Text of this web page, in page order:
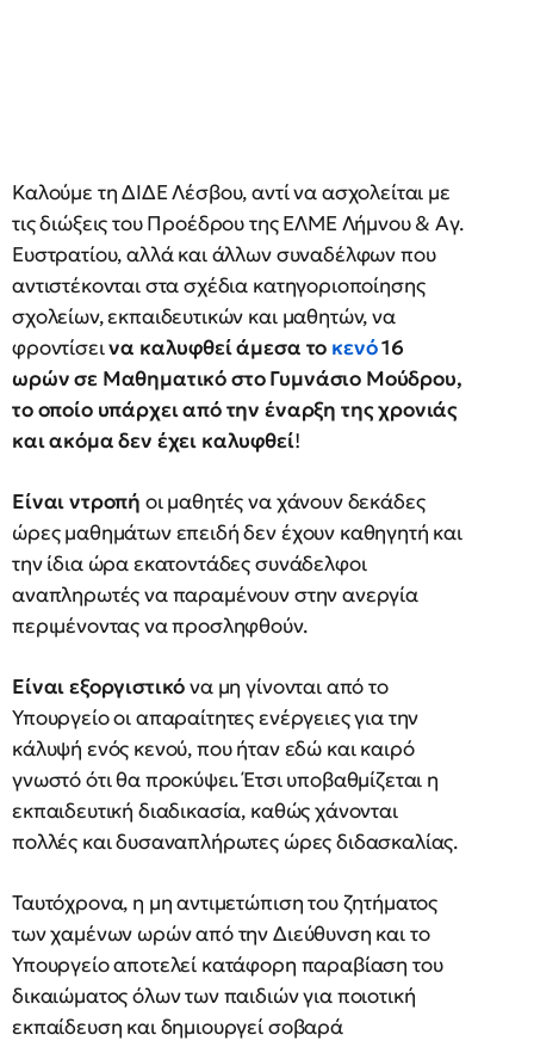
Καλούμε τη ΔΙΔΕ Λέσβου, αντί να ασχολείται με
τις διώξεις του Προέδρου της ΕΛΜΕ Λήμνου & Αγ.
Ευστρατίου, αλλά και άλλων συναδέλφων που
αντιστέκονται στα σχέδια κατηγοριοποίησης
σχολείων, εκπαιδευτικών και μαθητών, να
φροντίσεινα καλυφθεί άμεσα το κενό16
ωρών σε Μαθηματικό στο Γυμνάσιο Μούδρου,
το οποίο υπάρχει από την έναρξη της χρονιάς
και ακόμα δεν έχει καλυφθεί!
Είναι ντροπή οι μαθητές να χάνουν δεκάδες
ώρες μαθημάτων επειδή δεν έχουν καθηγητή και
την ίδια ώρα εκατοντάδες συνάδελφοι
αναπληρωτές να παραμένουν στην ανεργία
περιμένοντας να προσληφθούν.
Είναι εξοργιστικόνα μη γίνονται από το
Υπουργείο οι απαραίτητες ενέργειες για την
κάλυψή ενός κενού, που ήταν εδώ και καιρό
γνωστό ότι θα προκύψει. Έτσι υποβαθμίζεται η
εκπαιδευτική διαδικασία, καθώς χάνονται
πολλές και δυσαναπλήρωτες ώρες διδασκαλίας.
Ταυτόχρονα, η μη αντιμετώπιση του ζητήματος
των χαμένων ωρών από την Διεύθυνση και το
Υπουργείο αποτελεί κατάφορη παραβίαση του
δικαιώματος όλων των παιδιών για ποιοτική
εκπαίδευση και δημιουργεί σοβαρά